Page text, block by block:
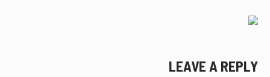
LEAVE A REPLY